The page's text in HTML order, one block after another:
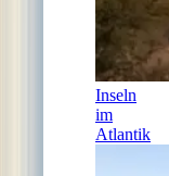
Inseln
im
Atlantik